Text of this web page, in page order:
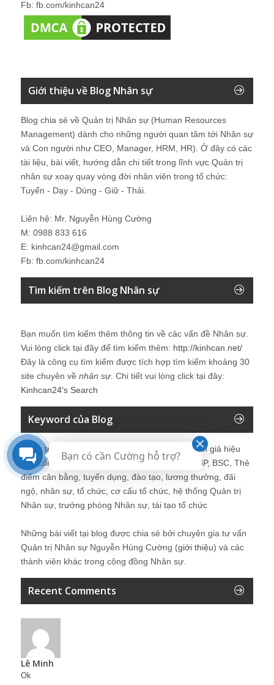
Fb: fb.com/kinhcan24
Giới thiệu về Blog Nhân sự
Blog chia sẻ về Quản trị Nhân sự (Human Resources
Management) dành cho những người quan tâm tới Nhân sự
và Con người như CEO, Manager, HRM, HR). Ở đây có các
tài liệu, bài viết, hướng dẫn chi tiết trong lĩnh vực Quản trị
nhân sự xoay quay vòng đời nhân viên trong tổ chức:
Tuyển - Dạy - Dùng - Giữ - Thải.
Liên hệ: Mr. Nguyễn Hùng Cường
M: 0988 833 616
E: kinhcan24@gmail.com
Fb: fb.com/kinhcan24
Tìm kiếm trên Blog Nhân sự
Bạn muốn tìm kiếm thêm thông tin về các vấn đề Nhân sự
Vui lòng click tại đây để tìm kiếm thêm: http://kinhcan.net/
Đây là công cụ tìm kiếm được tích hợp tìm kiếm khoảng 30
site chuyên về nhân sự. Chi tiết vui lòng click tại đây:
Kinhcan24′s Search
Keyword của Blog
Quản trị nhân sự, Human Resources, KPI, Đánh giá hiệu
quả công việc, chính sách lương, CnB, lương 3P, BSC, Thẻ
điểm cân bằng, tuyển dụng, đào tạo, lương thưởng, đãi
ngộ, nhân sự, tổ chức, cơ cấu tổ chức, hệ thống Quản trị
Nhân sự, trưởng phòng Nhân sự, tái tạo tổ chức
Những bài viết tại blog được chia sẻ bởi chuyên gia tư vấn
Quản trị Nhân sự Nguyễn Hùng Cường (giới thiệu) và các
thành viên khác trong cộng đồng Nhân sự.
Recent Comments
Lê Minh
Ok
Bạn có cần Cường hỗ trợ?